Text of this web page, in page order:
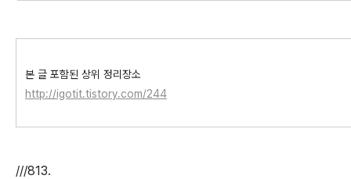
본 글 포함된 상위 정리장소
http://igotit.tistory.com/244
///813.